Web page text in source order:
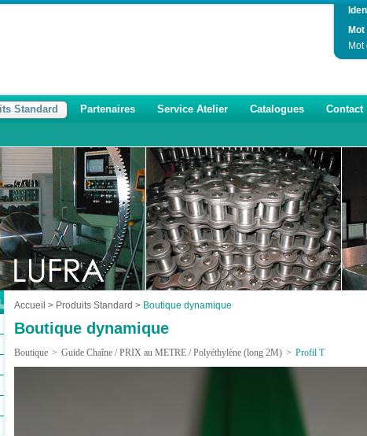
Mot
Mot
Standard Partenaires Service Atelier Catalogues
Contact
Accueil > Produits Standard > Boutique dynamique
Boutique dynamique
Boutique > Guide Chaîne / PRIX au METRE / Polyéthylène (long 2M) > Profil T